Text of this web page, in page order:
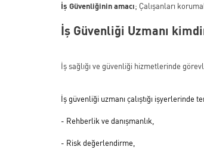
İş Güvenliğinin amacı; Çalışanları
İş Güvenliği Uzmanı
İş sağlığı ve güvenliği hizmetlerinde
İş güvenliği uzmanı çalıştığı işyerlerinde
- Rehberlik ve danışmanlık,
- Risk değerlendirme,